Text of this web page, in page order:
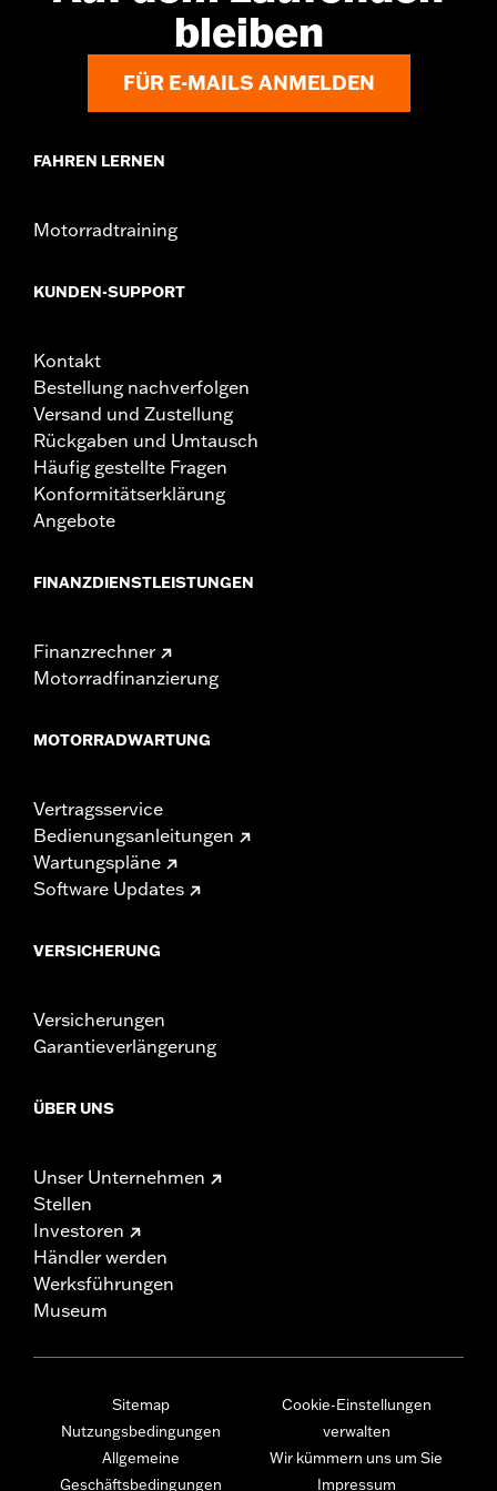
müssen möglicherweise neue Dichtungen gekauft
werden. Wende Dich für weitere Informationen an
Deinen Händler.
bleiben
FÜR E-MAILS ANMELDEN
FAHREN LERNEN
Motorradtraining
KUNDEN-SUPPORT
Kontakt
Bestellung nachverfolgen
Versand und Zustellung
Rückgaben und Umtausch
Häufig gestellte Fragen
Konformitätserklärung
Angebote
FINANZDIENSTLEISTUNGEN
Finanzrechner
Motorradfinanzierung
MOTORRADWARTUNG
Vertragsservice
Bedienungsanleitungen
Wartungspläne
Software Updates
VERSICHERUNG
Versicherungen
Garantieverlängerung
ÜBER UNS
Unser Unternehmen
Stellen
Investoren
Händler werden
Werksführungen
Museum
Sitemap
Nutzungsbedingungen
Allgemeine
Geschäftsbedingungen
Cookie-Einstellungen
verwalten
Wir kümmern uns um Sie
Impressum